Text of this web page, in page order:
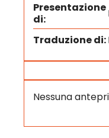
Presentazione
di:
Traduzione di:
Nessuna